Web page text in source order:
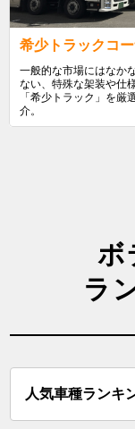
希少トラックコ
一般的な市場にはなか
ない、特殊な架装や仕
「希少トラック」を厳
介。
ボ
ラ
人気車種ランキ